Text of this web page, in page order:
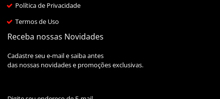
Política de Privacidade
Termos de Uso
Receba nossas Novidades
Cadastre seu e-mail e saiba antes
das nossas novidades e promoções exclusivas.